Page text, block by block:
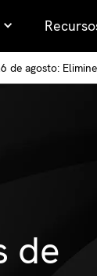
de agosto:
de